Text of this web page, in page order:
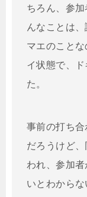
ちろん、参
んなことは
マエのこと
イ状態で、
た。
事前の打ち
だろうけど
われ、参加
いとわから